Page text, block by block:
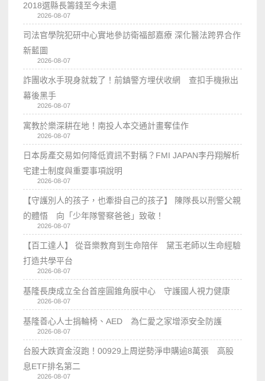
2018選縣長籌錢至今未還
2026-08-07
司法官學院犯研中心實地參訪衛福部嘉療 深化醫法跨界合作
新藍圖
2026-08-07
詐團收水手現身就栽了！前鎮警方埋伏收網 查扣手機揪出
幕後黑手
2026-08-07
寓教於樂深耕在地！南投人本交通計畫奪佳作
2026-08-07
日本房產交易如何降低資訊不對稱？FMI JAPAN李丹翔解析
宅建士制度與重要事項說明
2026-08-07
【守護別人的孩子，也牽掛自己的孩子】 陳隊長以刑警父親
的體悟 向「少年隊警察爸爸」致敬！
2026-08-07
【百工達人】 從音樂教育到生命陪伴 黛玉老師以生命經驗
打造共學平台
2026-08-07
基隆長庚成立全台首座圓錐角膜中心 守護國人視力健康
2026-08-07
基隆善心人士捐輪椅、AED 為仁愛之家增添安全防護
2026-08-07
台股大跌資金沒跑！00929上周逆勢淨申購逾8萬張 高股
息ETF排名第二
2026-08-07